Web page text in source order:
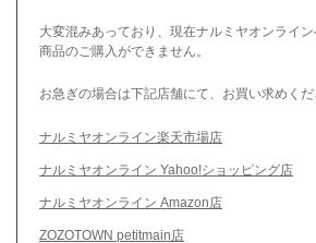
大変混みあっており、現在ナルミヤオンライ
商品のご購入ができません。
お急ぎの場合は下記店舗にて、お買い求めくだ
ナルミヤオンライン楽天市場店
ナルミヤオンライン Yahoo!ショッピング店
ナルミヤオンライン Amazon店
ZOZOTOWN petitmain店